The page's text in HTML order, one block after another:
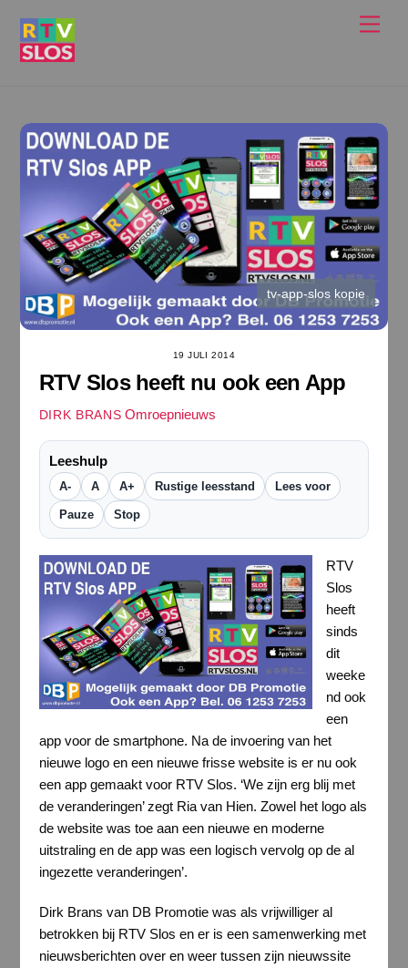
tv-app-slos kopie
19 JULI 2014
RTV Slos heeft nu ook een App
DIRK BRANS Omroepnieuws
Leeshulp
A- A A+ Rustige leesstand Lees voor
Pauze Stop
RTV
Slos
heeft
sinds
dit
weeke
nd ook
een
app voor de smartphone. Na de invoering van het
nieuwe logo en een nieuwe frisse website is er nu ook
een app gemaakt voor RTV Slos. ‘We zijn erg blij met
de veranderingen’ zegt Ria van Hien. Zowel het logo als
de website was toe aan een nieuwe en moderne
uitstraling en de app was een logisch vervolg op de al
ingezette veranderingen’.
Dirk Brans van DB Promotie was als vrijwilliger al
betrokken bij RTV Slos en er is een samenwerking met
nieuwsberichten over en weer tussen zijn nieuwssite